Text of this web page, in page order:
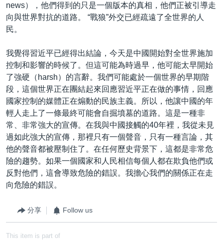
news），他們得到的只是一個版本的真相，他們正被引導走
向與世界對抗的道路。 “戰狼”外交已經疏遠了全世界的人
民。
我覺得習近平已經得出結論，今天是中國開始對全世界施加
控制和影響的時候了。但這可能為時過早，他可能太早開始
了強硬（harsh）的言辭。我們可能處於一個世界的早期階
段，這個世界正在團結起來回應習近平正在做的事情，回應
國家控制的媒體正在煽動的民族主義。所以，他讓中國的年
輕人走上了一條最終可能會自掘墳墓的道路。這是一種非
常、非常強大的宣傳。在我與中國接觸的40年裡，我從未見
過如此強大的宣傳，那裡只有一個聲音，只有一種言論，其
他的聲音都被壓制住了。在任何歷史背景下，這都是非常危
險的趨勢。如果一個國家和人民相信每個人都在欺負他們或
反對他們，這會導致危險的錯誤。我擔心我們的關係正在走
向危險的錯誤。
分享 Follow us
This item is part of